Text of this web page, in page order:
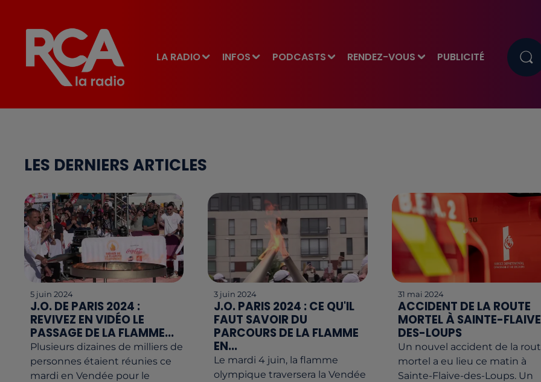
LA RADIO INFOS PODCASTS RENDEZ-VOUS PUBLICITÉ
LES DERNIERS ARTICLES
5 juin 2024
J.O. DE PARIS 2024 :
REVIVEZ EN VIDÉO LE
PASSAGE DE LA FLAMME...
Plusieurs dizaines de milliers de
personnes étaient réunies ce
mardi en Vendée pour le
3 juin 2024
J.O. PARIS 2024 : CE QU'IL
FAUT SAVOIR DU
PARCOURS DE LA FLAMME
EN...
Le mardi 4 juin, la flamme
olympique traversera la Vendée
31 mai 2024
ACCIDENT DE LA ROUTE
MORTEL À SAINTE-
DES-LOUPS
Un nouvel accident de la
mortel a eu lieu ce matin à
Sainte-Flaive-des-Loups. Un